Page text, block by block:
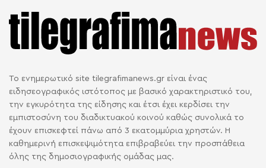
Το ενημερωτικό site tilegrafimanews.gr είναι ένας
ειδησεογραφικός ιστότοπος με βασικό χαρακτηριστικό του,
την εγκυρότητα της είδησης και έτσι έχει κερδίσει την
εμπιστοσύνη του διαδικτυακού κοινού καθώς συνολικά το
έχουν επισκεφτεί πάνω από 3 εκατομμύρια χρηστών. Η
καθημερινή επισκεψιμότητα επιβραβεύει την προσπάθεια
όλης της δημοσιογραφικής ομάδας μας.